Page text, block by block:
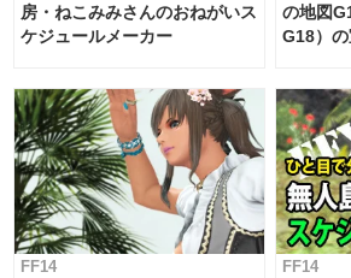
房・ねこみみさんのおねがいス
ケジュールメーカー
の地図
G18）
FF14 FF14